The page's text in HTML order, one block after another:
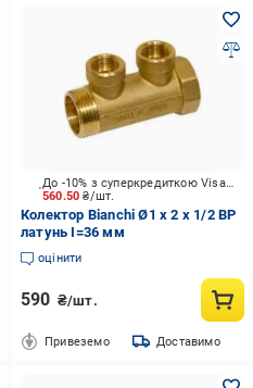
560.50₴/шт.
До -10% з суперкредиткою Visa Вигода
Колектор Bianchi Ø1 х 2 х 1/2 ВР
латунь I=36 мм
оцінити
590 ₴/шт.
Привеземо Доставимо